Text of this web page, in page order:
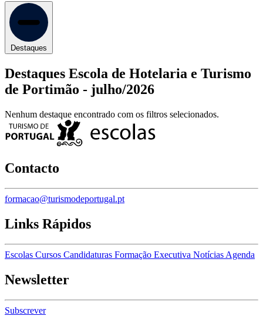
Destaques
Destaques Escola de Hotelaria e Turismo
de Portimão - julho/2026
Nenhum destaque encontrado com os filtros selecionados.
Contacto
formacao@turismodeportugal.pt
Links Rápidos
Escolas Cursos Candidaturas Formação Executiva Notícias Agenda
Newsletter
Subscrever